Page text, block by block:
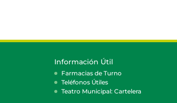
Información Útil
Farmacias de Turno
Teléfonos Útiles
Teatro Municipal: Cartelera